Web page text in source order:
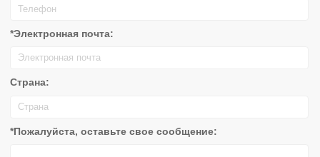
*Электронная почта:
Страна:
*Пожалуйста, оставьте свое сообщение: